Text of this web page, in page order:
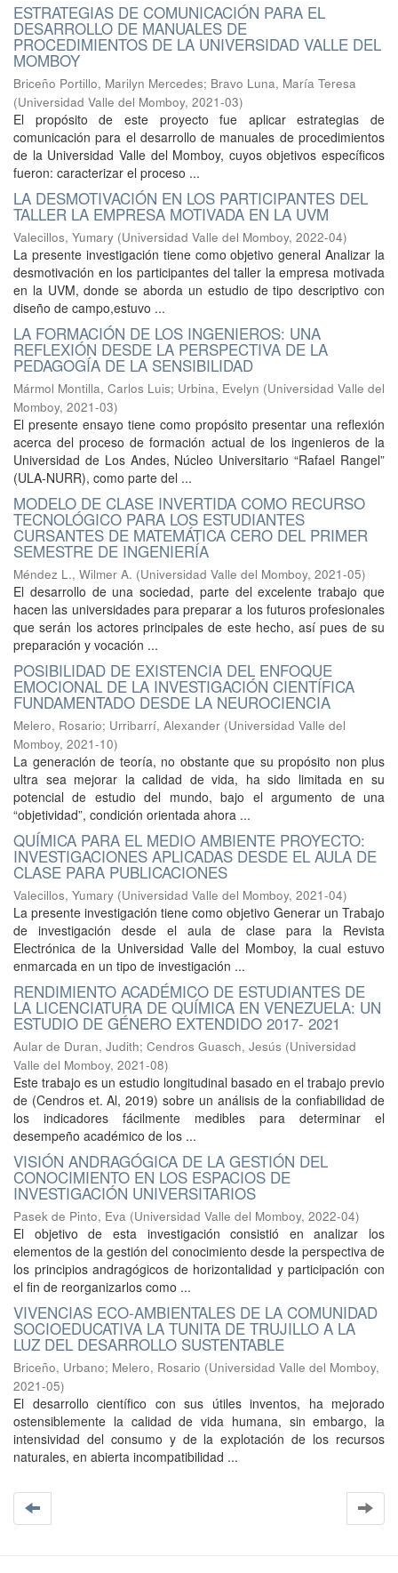
ESTRATEGIAS DE COMUNICACIÓN PARA EL
DESARROLLO DE MANUALES DE
PROCEDIMIENTOS DE LA UNIVERSIDAD VALLE DEL
MOMBOY
Briceño Portillo, Marilyn Mercedes; Bravo Luna, María Teresa
(Universidad Valle del Momboy, 2021-03)
El propósito de este proyecto fue aplicar estrategias de
comunicación para el desarrollo de manuales de procedimientos
de la Universidad Valle del Momboy, cuyos objetivos específicos
fueron: caracterizar el proceso ...
LA DESMOTIVACIÓN EN LOS PARTICIPANTES DEL
TALLER LA EMPRESA MOTIVADA EN LA UVM
Valecillos, Yumary (Universidad Valle del Momboy, 2022-04)
La presente investigación tiene como objetivo general Analizar la
desmotivación en los participantes del taller la empresa motivada
en la UVM, donde se aborda un estudio de tipo descriptivo con
diseño de campo,estuvo ...
LA FORMACIÓN DE LOS INGENIEROS: UNA
REFLEXIÓN DESDE LA PERSPECTIVA DE LA
PEDAGOGÍA DE LA SENSIBILIDAD
Mármol Montilla, Carlos Luis; Urbina, Evelyn (Universidad Valle del
Momboy, 2021-03)
El presente ensayo tiene como propósito presentar una reflexión
acerca del proceso de formación actual de los ingenieros de la
Universidad de Los Andes, Núcleo Universitario “Rafael Rangel”
(ULA-NURR), como parte del ...
MODELO DE CLASE INVERTIDA COMO RECURSO
TECNOLÓGICO PARA LOS ESTUDIANTES
CURSANTES DE MATEMÁTICA CERO DEL PRIMER
SEMESTRE DE INGENIERÍA
Méndez L., Wilmer A. (Universidad Valle del Momboy, 2021-05)
El desarrollo de una sociedad, parte del excelente trabajo que
hacen las universidades para preparar a los futuros profesionales
que serán los actores principales de este hecho, así pues de su
preparación y vocación ...
POSIBILIDAD DE EXISTENCIA DEL ENFOQUE
EMOCIONAL DE LA INVESTIGACIÓN CIENTÍFICA
FUNDAMENTADO DESDE LA NEUROCIENCIA
Melero, Rosario; Urribarrí, Alexander (Universidad Valle del
Momboy, 2021-10)
La generación de teoría, no obstante que su propósito non plus
ultra sea mejorar la calidad de vida, ha sido limitada en su
potencial de estudio del mundo, bajo el argumento de una
“objetividad”, condición orientada ahora ...
QUÍMICA PARA EL MEDIO AMBIENTE PROYECTO:
INVESTIGACIONES APLICADAS DESDE EL AULA DE
CLASE PARA PUBLICACIONES
Valecillos, Yumary (Universidad Valle del Momboy, 2021-04)
La presente investigación tiene como objetivo Generar un Trabajo
de investigación desde el aula de clase para la Revista
Electrónica de la Universidad Valle del Momboy, la cual estuvo
enmarcada en un tipo de investigación ...
RENDIMIENTO ACADÉMICO DE ESTUDIANTES DE
LA LICENCIATURA DE QUÍMICA EN VENEZUELA: UN
ESTUDIO DE GÉNERO EXTENDIDO 2017- 2021
Aular de Duran, Judith; Cendros Guasch, Jesús (Universidad
Valle del Momboy, 2021-08)
Este trabajo es un estudio longitudinal basado en el trabajo previo
de (Cendros et. Al, 2019) sobre un análisis de la confiabilidad de
los indicadores fácilmente medibles para determinar el
desempeño académico de los ...
VISIÓN ANDRAGÓGICA DE LA GESTIÓN DEL
CONOCIMIENTO EN LOS ESPACIOS DE
INVESTIGACIÓN UNIVERSITARIOS
Pasek de Pinto, Eva (Universidad Valle del Momboy, 2022-04)
El objetivo de esta investigación consistió en analizar los
elementos de la gestión del conocimiento desde la perspectiva de
los principios andragógicos de horizontalidad y participación con
el fin de reorganizarlos como ...
VIVENCIAS ECO-AMBIENTALES DE LA COMUNIDAD
SOCIOEDUCATIVA LA TUNITA DE TRUJILLO A LA
LUZ DEL DESARROLLO SUSTENTABLE
Briceño, Urbano; Melero, Rosario (Universidad Valle del Momboy,
2021-05)
El desarrollo científico con sus útiles inventos, ha mejorado
ostensiblemente la calidad de vida humana, sin embargo, la
intensividad del consumo y de la explotación de los recursos
naturales, en abierta incompatibilidad ...